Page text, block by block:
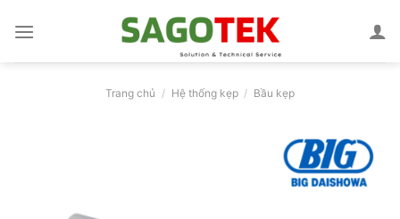
qua
Trang chủ / Hệ thống kẹp / Bầu kẹp